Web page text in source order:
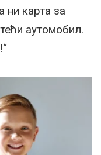
ни карта за
аутомобил.